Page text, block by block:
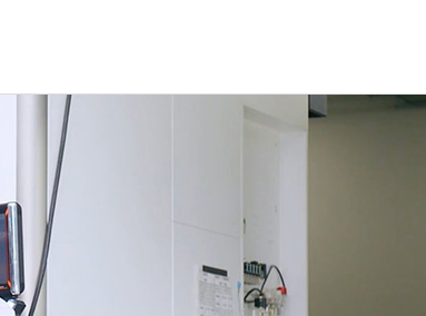
ー
ルサイト
集
渡航時の注意